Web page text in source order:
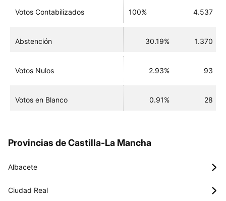
Votos Contabilizados 100% 4.537
Abstención 30.19% 1.370
Votos Nulos 2.93% 93
Votos en Blanco 0.91% 28
Provincias de Castilla-La Mancha
Albacete
Ciudad Real